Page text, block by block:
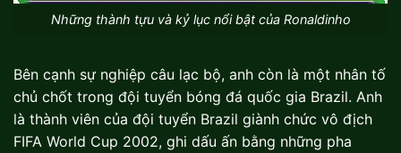
Những thành tựu và kỷ lục nổi bật của Ronaldinho
Bên cạnh sự nghiệp câu lạc bộ, anh còn là một nhân tố
chủ chốt trong đội tuyển bóng đá quốc gia Brazil. Anh
là thành viên của đội tuyển Brazil giành chức vô địch
FIFA World Cup 2002, ghi dấu ấn bằng những pha